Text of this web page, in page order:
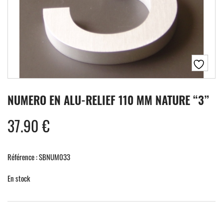
NUMERO EN ALU-RELIEF 110 MM NATURE “3”
37.90€
Référence : SBNUM033
En stock